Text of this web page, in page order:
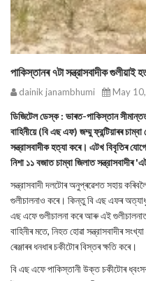
পাকিস্তানৰ ৭টা সন্ত্রাসবাদীক গুলীয়াই
dainik janambhumi May
ডিজিটেল ডেস্ক : ভাৰত-পাকিস্তান
বাহিনীয়ে (বি এছ এফ) জম্মু ফ্রন্টিয়াৰৰ
সন্ত্রাসবাদীক হত্যা কৰে। এটখ বিবৃতিৰ
নিশা ১১ বজাত চাম্বা জিলাত
সন্ত্রাসবাদী দলটোৰ অনুপ্ৰৱেশত সহায়
গুলীচালনাও কৰে। কিন্তু বি এছ এফৰ
এছ এফে গুলীচালনা কৰে আৰু এই গুলীচালনাত
বাহিনীৰ মতে, নিহত হোৱা সন্ত্রাসবাদীৰ
ৰেঞ্জাৰৰ ধনধাৰ চকীটোৰ বিস্তৰ ক্ষতি কৰে।
বি এছ এফে পাকিস্তানী উক্ত চকীটোৰ